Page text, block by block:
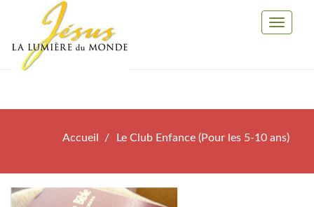
Toggle
Accueil Le Club Enfance (Pour les 5-10 ans)